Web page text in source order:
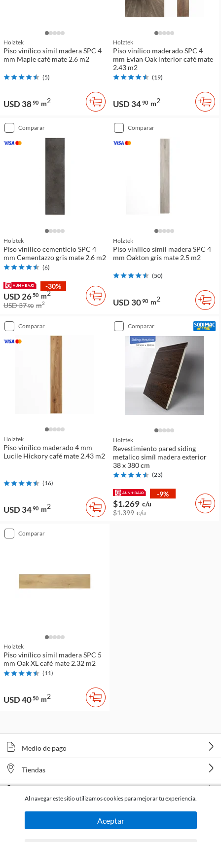
Holztek
Piso vinílico símil madera SPC 4
mm Maple café mate 2.6 m2
(5)
USD 3890 m2
Holztek
Piso vinílico maderado SPC 4
mm Evian Oak interior café mate
2.43 m2
(19)
USD 3490 m2
comparar
Holztek
Piso vinílico cementicio SPC 4
mm Cementazzo gris mate 2.6 m2
(6)
-30%
USD 2650 m2
USD 3790 m2
comparar
Holztek
Piso vinílico símil madera SPC 4
mm Oakton gris mate 2.5 m2
(50)
USD 3090 m2
comparar
Holztek
Piso vinílico maderado 4 mm
Lucile Hickory café mate 2.43 m2
(16)
USD 3490 m2
comparar
Holztek
Revestimiento pared siding
metalico simíl madera exterior
38 x 380 cm
(23)
-9%
$1.269 c/u
$1.399 c/u
comparar
Holztek
Piso vinílico símil madera SPC 5
mm Oak XL café mate 2.32 m2
(11)
USD 4050 m2
Medio de pago
Tiendas
Al navegar este sitio utilizamos cookies para mejorar tu experiencia.
Aceptar